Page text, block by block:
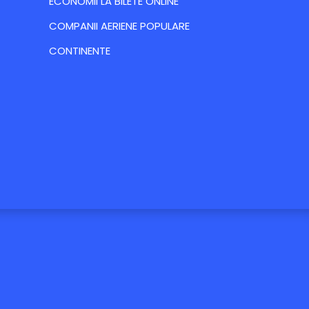
COMPANII AERIENE POPULARE
CONTINENTE